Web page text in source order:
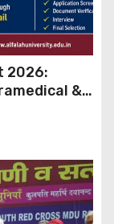
2026:
&
Email